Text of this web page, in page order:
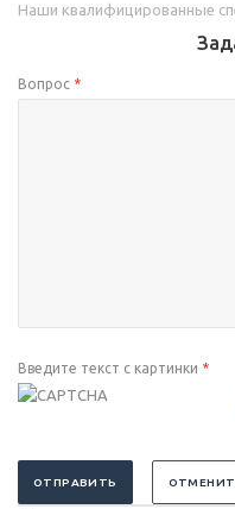
Наши квалифицированные
Вопрос *
Введите текст с картинки *
ОТПРАВИТЬ